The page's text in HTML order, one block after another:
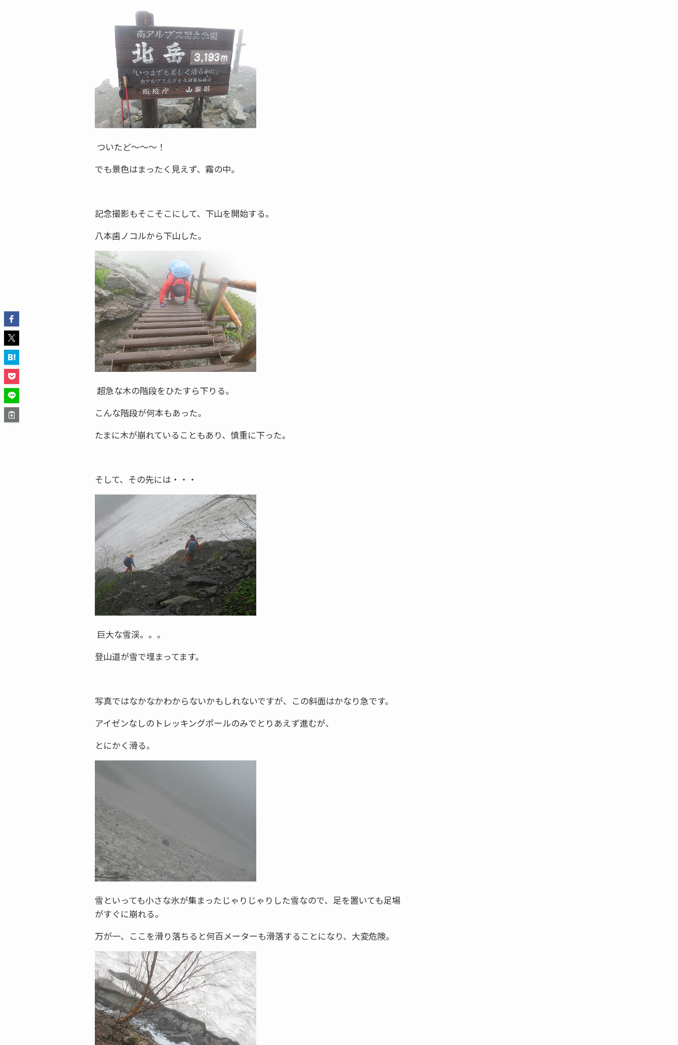
ついたど～～～！
でも景色はまったく見えず、霧の中。
記念撮影もそこそこにして、下山を開始する。
八本歯ノコルから下山した。
超急な木の階段をひたすら下りる。
こんな階段が何本もあった。
たまに木が崩れていることもあり、慎重に下った。
そして、その先には・・・
巨大な雪渓。。。
登山道が雪で埋まってます。
写真ではなかなかわからないかもしれないですが、この斜面はかなり急です。
アイゼンなしのトレッキングポールのみでとりあえず進むが、
とにかく滑る。
雪といっても小さな氷が集まったじゃりじゃりした雪なので、足を置いても足場
がすぐに崩れる。
万が一、ここを滑り落ちると何百メーターも滑落することになり、大変危険。